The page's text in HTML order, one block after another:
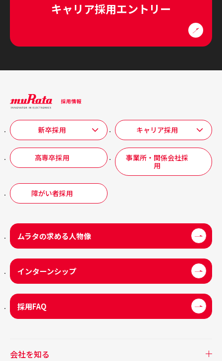
キャリア採用エントリー
新卒採用 キャリア採用
高専卒採用
事業所・関係会社採
用
障がい者採用
ムラタの求める人物像
インターンシップ
採用FAQ
会社を知る